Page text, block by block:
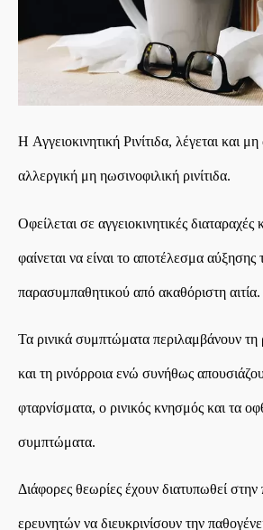
Η Αγγειοκινητική Ρινίτιδα, λέγεται και
αλλεργική μη ηωσινοφιλική ρινίτιδα.
Οφείλεται σε αγγειοκινητικές διαταραχές
φαίνεται να είναι το αποτέλεσμα αύξησης
παρασυμπαθητικού από ακαθόριστη αιτία.
Τα ρινικά συμπτώματα περιλαμβάνουν
και τη ρινόρροια ενώ συνήθως
φταρνίσματα, ο ρινικός κνησμός και τα
συμπτώματα.
Διάφορες θεωρίες έχουν διατυπωθεί
ερευνητών να διευκρινίσουν την